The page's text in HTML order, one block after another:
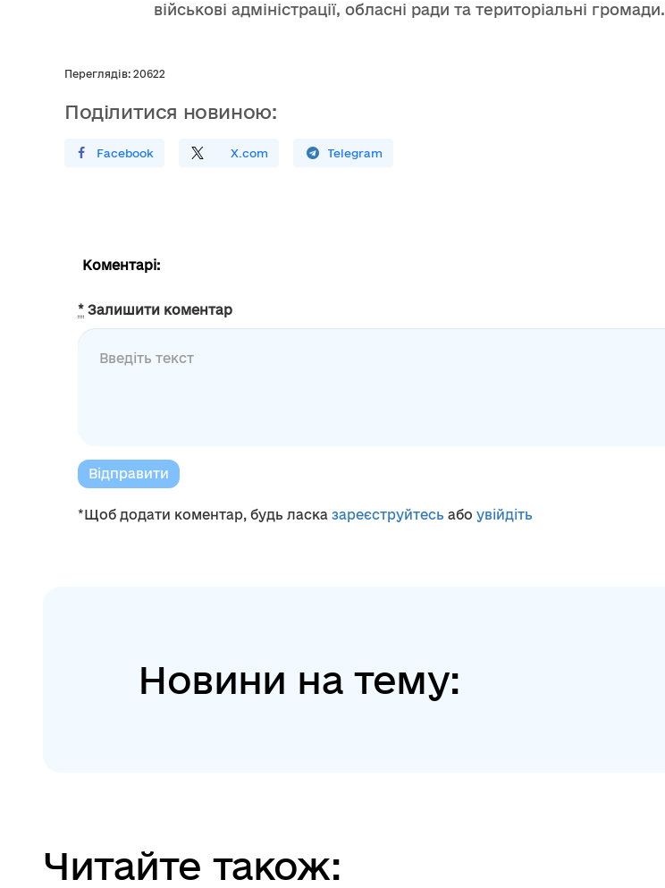
військові адміністрації, обласні ради та територіальні громади.
Переглядів: 20622
Поділитися новиною:
Поширити У FacebookПоділитись X.comПоширити У Telegram
Коментарі:
* Залишити коментар
Відправити
*Щоб додати коментар, будь ласка зареєструйтесь або увійдіть
Новини на тему:
Читайте також: